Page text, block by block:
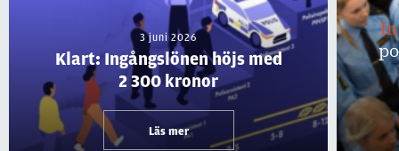
3 juni 2026
Klart: Ingångslönen höjs med
2 300 kronor
Läs mer